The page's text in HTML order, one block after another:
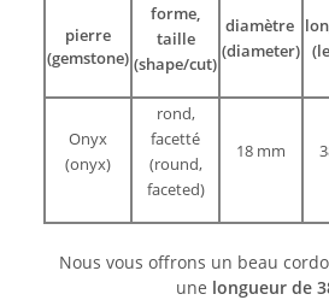
pierre
(gemstone)
forme,
taille
(shape/cut)
diamètre
(diameter)
Onyx
(onyx)
rond,
facetté
(round,
faceted)
18 mm
Nous vous offrons un beau
une longueur de